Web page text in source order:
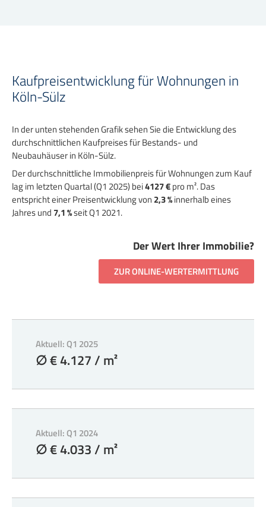
Kaufpreisentwicklung für Wohnungen in
Köln-Sülz
In der unten stehenden Grafik sehen Sie die Entwicklung des
durchschnittlichen Kaufpreises für Bestands- und
Neubauhäuser in Köln-Sülz.
Der durchschnittliche Immobilienpreis für Wohnungen zum Kauf
lag im letzten Quartal (Q1 2025) bei4127 €pro m². Das
entspricht einer Preisentwicklung von 2,3 %innerhalb eines
Jahres und 7,1 %seit Q1 2021.
Der Wert Ihrer Immobilie?
ZUR ONLINE-WERTERMITTLUNG
Aktuell: Q1 2025
∅ € 4.127 / m²
Aktuell: Q1 2024
∅ € 4.033 / m²